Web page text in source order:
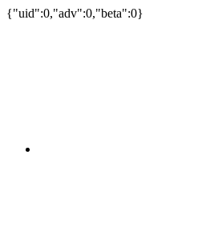
{"uid":0,"adv":0,"beta":0}